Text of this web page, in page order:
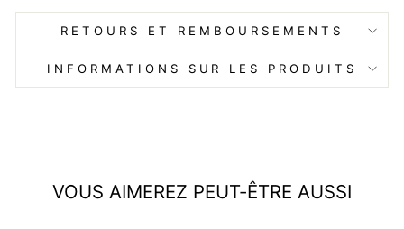
RETOURS ET REMBOURSEMENTS
INFORMATIONS SUR LES PRODUITS
VOUS AIMEREZ PEUT-ÊTRE AUSSI